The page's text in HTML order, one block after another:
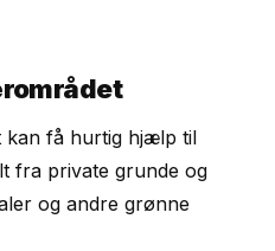
kan få hurtig hjælp til
fra private grunde og
og andre grønne